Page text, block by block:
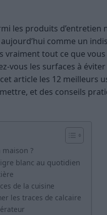
les produits d’entretien
comme un
vraiment tout ce que
vous les surfaces à
article les 12 meilleurs
et des conseils
?
blanc au quotidien
de la cuisine
les traces de calcaire